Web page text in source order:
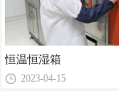
恒温恒湿箱
2023-04-15